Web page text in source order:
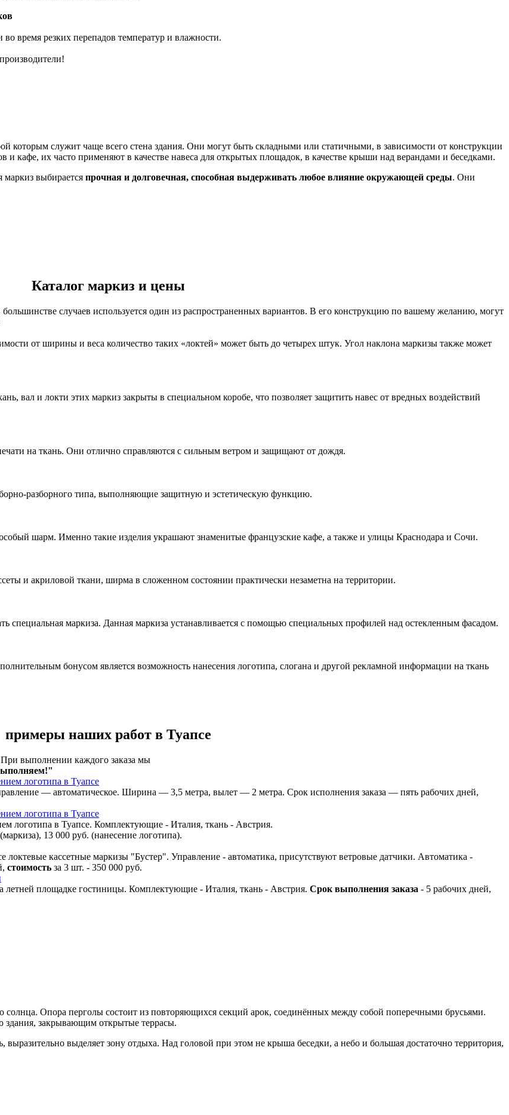
время резких перепадов температур и влажности.
которым служит чаще всего стена здания. Они могут быть складными или статичными, в зависимости от конструкции
кафе, их часто применяют в качестве навеса для открытых площадок, в качестве крыши над верандами и беседками.
выбирается прочная и долговечная, способная выдерживать любое влияние окружающей среды. Они
Каталог маркиз и цены
случаев используется один из распространенных вариантов. В его конструкцию по вашему желанию, могут
от ширины и веса количество таких «локтей» может быть до четырех штук. Угол наклона маркизы также может
вал и локти этих маркиз закрыты в специальном коробе, что позволяет защитить навес от вредных воздействий
на ткань. Они отлично справляются с сильным ветром и защищают от дождя.
разборного типа, выполняющие защитную и эстетическую функцию.
шарм. Именно такие изделия украшают знаменитые французские кафе, а также и улицы Краснодара и Сочи.
и акриловой ткани, ширма в сложенном состоянии практически незаметна на территории.
маркиза. Данная маркиза устанавливается с помощью специальных профилей над остекленным фасадом.
бонусом является возможность нанесения логотипа, слогана и другой рекламной информации на ткань
примеры наших работ в Туапсе
выполнении каждого заказа мы
— автоматическое. Ширина — 3,5 метра, вылет — 2 метра. Срок исполнения заказа — пять рабочих дней,
логотипа в Туапсе. Комплектующие - Италия, ткань - Австрия.
13 000 руб. (нанесение логотипа).
кассетные маркизы "Бустер". Управление - автоматика, присутствуют ветровые датчики. Автоматика -
стоимость за 3 шт. - 350 000 руб.
площадке гостиницы. Комплектующие - Италия, ткань - Австрия. Срок выполнения заказа - 5 рабочих дней,
солнца. Опора перголы состоит из повторяющихся секций арок, соединённых между собой поперечными брусьями.
здания, закрывающим открытые террасы.
выделяет зону отдыха. Над головой при этом не крыша беседки, а небо и большая достаточно территория,